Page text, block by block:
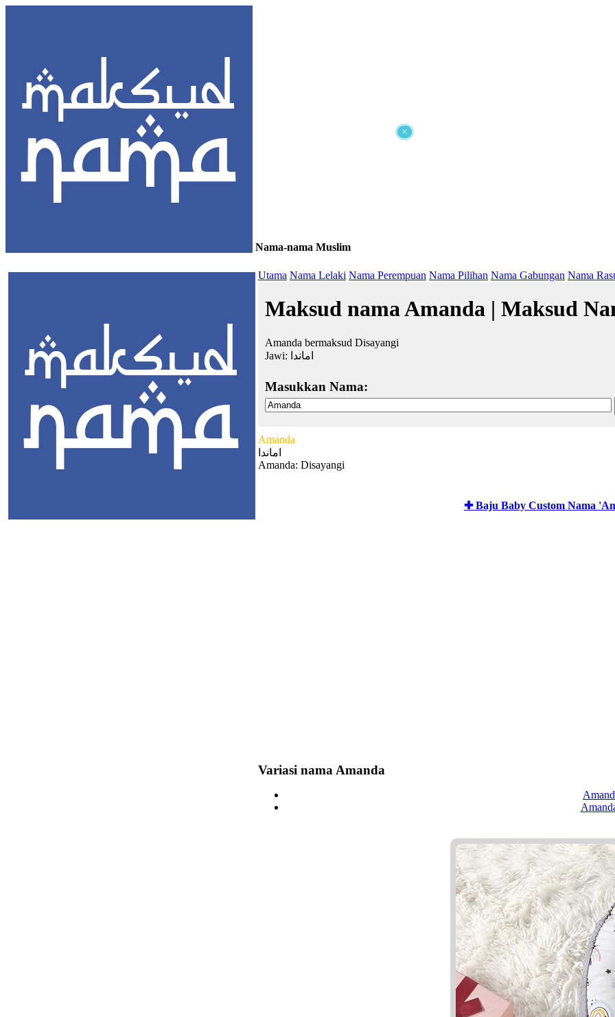
×
Nama-nama Muslim
Utama Nama Lelaki Nama Perempuan Nama Pilihan Nama Gabungan Nama
Maksud nama Amanda | Maksud
Amanda bermaksud Disayangi
Jawi: اماندا
Masukkan Nama:
Amanda
اماندا
Amanda: Disayangi
✚ Baju Baby Custom Nama
Variasi nama Amanda